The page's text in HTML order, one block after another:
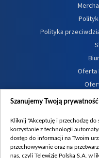
Polityka
Oferta
Procedura
Szanujemy Twoją prywatność
Kliknij "Akceptuję i przechodzę do
korzystanie z technologii
dostęp do informacji na Twoim
przechowywanie oraz na
nas, czyli Telewizję Polską S.A. w